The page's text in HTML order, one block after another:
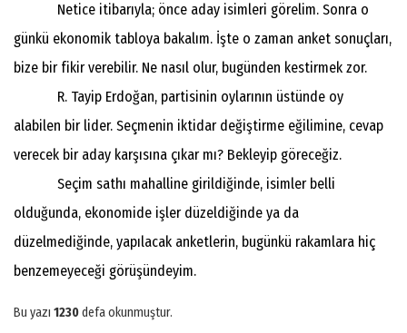
Netice itibarıyla; önce aday isimleri görelim. Sonra o
günkü ekonomik tabloya bakalım. İşte o zaman anket sonuçları,
bize bir fikir verebilir. Ne nasıl olur, bugünden kestirmek zor.
R. Tayip Erdoğan, partisinin oylarının üstünde oy
alabilen bir lider. Seçmenin iktidar değiştirme eğilimine, cevap
verecek bir aday karşısına çıkar mı? Bekleyip göreceğiz.
Seçim sathı mahalline girildiğinde, isimler belli
olduğunda, ekonomide işler düzeldiğinde ya da
düzelmediğinde, yapılacak anketlerin, bugünkü rakamlara hiç
benzemeyeceği görüşündeyim.
Bu yazı 1230defa okunmuştur.